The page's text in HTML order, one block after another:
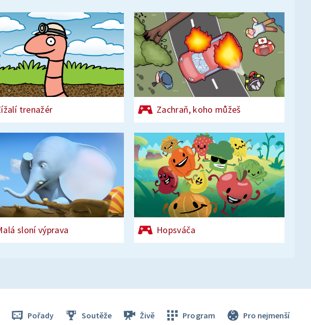
trenažér Zachraň, koho můžeš
sloní výprava Hopsváča
Pořady Soutěže Živě Program Pro nejmenší